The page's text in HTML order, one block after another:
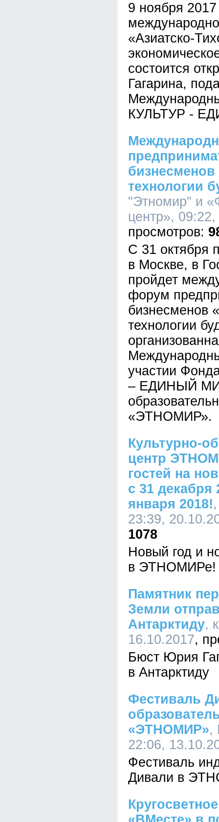
9 ноября 2017
«Азиатско-
состоится
Гагарина,
КУЛЬТУР -
технологии
"Этномир" и
центр»,
С 31 октября
в Москве, в
пройдет
форум
бизнесменов
технологии
участии
– ЕДИНЫЙ
«ЭТНОМИР».
Культурно-
центр
гостей на
с 31 декабря
января 2018!
23:39,
1078
Новый год и
в ЭТНОМИРе!
Памятник
Земли
Антарктиду,
16.10.2017
Бюст Юрия
в Антарктиду
Фестиваль
«ЭТНОМИР»,
22:06,
Фестиваль
Дивали в